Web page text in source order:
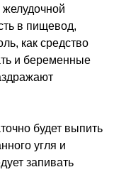
в пищевод,
как средство
и беременные
будет выпить
угля и
запивать